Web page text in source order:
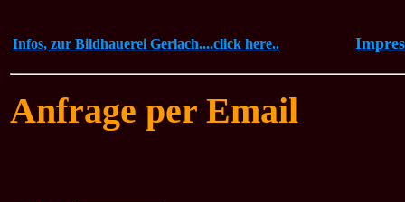
Infos, zur Bildhauerei Gerlach....click here..
Anfrage per Email